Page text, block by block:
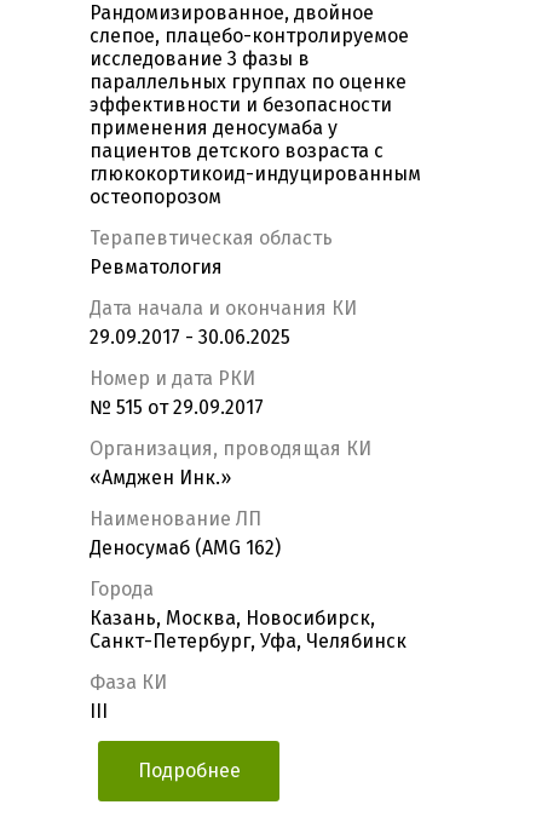
Рандомизированное, двойное
слепое, плацебо-контролируемое
исследование 3 фазы в
параллельных группах по оценке
эффективности и безопасности
применения деносумаба у
пациентов детского возраста с
глюкокортикоид-индуцированным
остеопорозом
Терапевтическая область
Ревматология
Дата начала и окончания КИ
29.09.2017 - 30.06.2025
Номер и дата РКИ
№ 515 от 29.09.2017
Организация, проводящая КИ
«Амджен Инк.»
Наименование ЛП
Деносумаб (AMG 162)
Города
Казань, Москва, Новосибирск,
Санкт-Петербург, Уфа, Челябинск
Фаза КИ
Подробнее